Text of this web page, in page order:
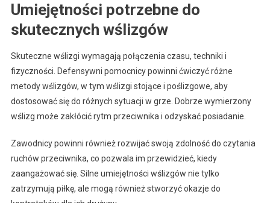
Umiejętności potrzebne do
skutecznych wślizgów
Skuteczne wślizgi wymagają połączenia czasu, techniki i
fizyczności. Defensywni pomocnicy powinni ćwiczyć różne
metody wślizgów, w tym wślizgi stojące i poślizgowe, aby
dostosować się do różnych sytuacji w grze. Dobrze wymierzony
wślizg może zakłócić rytm przeciwnika i odzyskać posiadanie.
Zawodnicy powinni również rozwijać swoją zdolność do czytania
ruchów przeciwnika, co pozwala im przewidzieć, kiedy
zaangażować się. Silne umiejętności wślizgów nie tylko
zatrzymują piłkę, ale mogą również stworzyć okazje do